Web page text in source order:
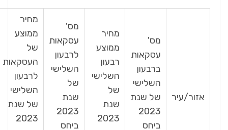
אזור/עיר
מס'
עסקאות
ברבעון
השלישי
של שנת
2023
ביחס
מחיר
ממוצע
רבעון
השלישי
של
שנת
2023
מס'
עסקאות
לרבעון
השלישי
של
שנת
2023
ביחס
מחיר
ממוצע
של
העסקאות
לרבעון
השלישי
של שנת
2023